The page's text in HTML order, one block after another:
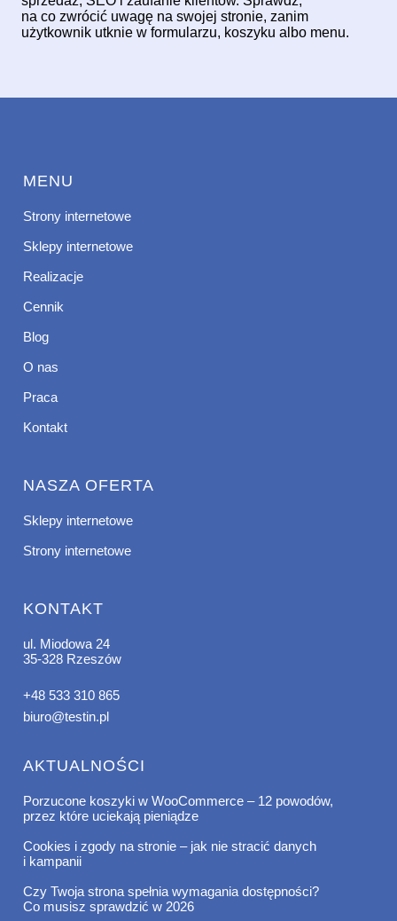
na co zwrócić uwagę na swojej stronie, zanim
użytkownik utknie w formularzu, koszyku albo menu.
MENU
Strony internetowe
Sklepy internetowe
Realizacje
Cennik
Blog
O nas
Praca
Kontakt
NASZA OFERTA
Sklepy internetowe
Strony internetowe
KONTAKT
ul. Miodowa 24
35-328 Rzeszów
+48 533 310 865
biuro@testin.pl
AKTUALNOŚCI
Porzucone koszyki w WooCommerce – 12 powodów,
przez które uciekają pieniądze
Cookies i zgody na stronie – jak nie stracić danych
i kampanii
Czy Twoja strona spełnia wymagania dostępności?
Co musisz sprawdzić w 2026